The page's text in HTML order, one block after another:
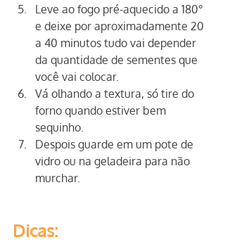
Leve ao fogo pré-aquecido a 180°
e deixe por aproximadamente 20
a 40 minutos tudo vai depender
da quantidade de sementes que
você vai colocar.
Vá olhando a textura, só tire do
forno quando estiver bem
sequinho.
Despois guarde em um pote de
vidro ou na geladeira para não
murchar.
Dicas: